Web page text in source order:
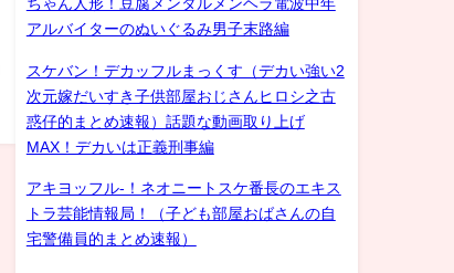
ちゃん人形！豆腐メンタルメンヘラ電波中年
アルバイターのぬいぐるみ男子末路編
スケバン！デカッフルまっくす（デカい強い2
次元嫁だいすき子供部屋おじさんヒロシ之古
惑仔的まとめ速報）話題な動画取り上げ
MAX！デカいは正義刑事編
アキヨッフル-！ネオニートスケ番長のエキス
トラ芸能情報局！（子ども部屋おばさんの自
宅警備員的まとめ速報）